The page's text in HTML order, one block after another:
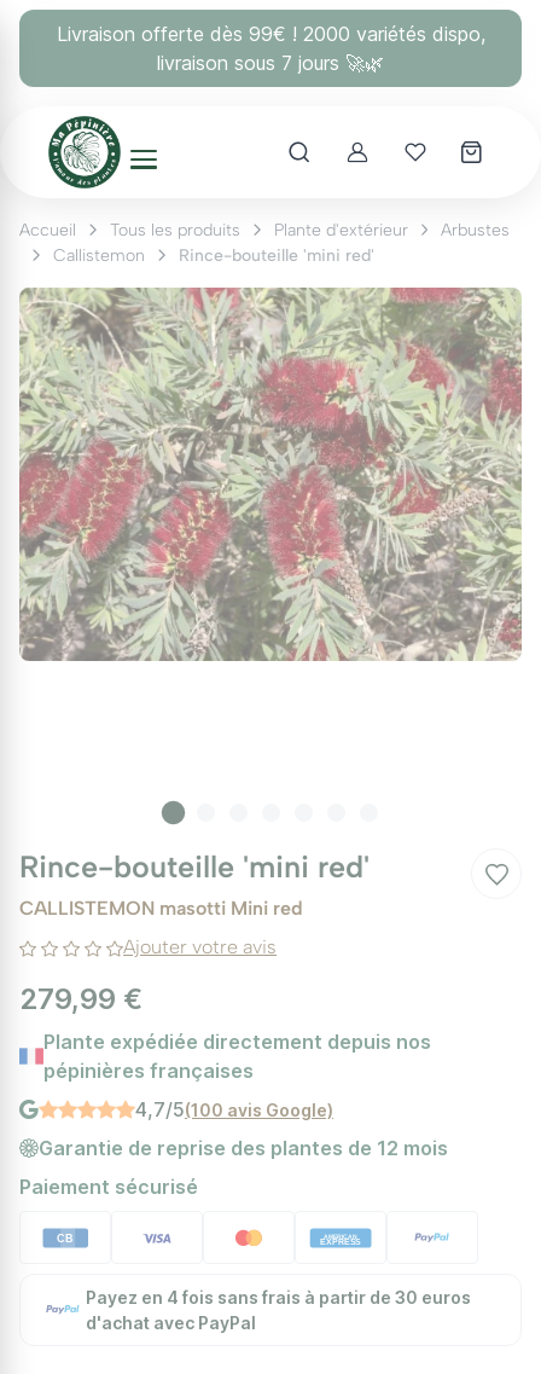
Livraison offerte dès 99€ ! 2000 variétés dispo,
livraison sous 7 jours 🚀🌿
AccountMes coups
Accueil Tous les produits Plante d'extérieur
Arbustes
Callistemon
Rince-bouteille 'mini red'
Rince-bouteille 'mini red'
CALLISTEMON masotti Mini red
Ajouter votre avis
279,99 €
Plante expédiée directement depuis nos
pépinières françaises
4,7/5(100 avis Google)
Garantie de reprise des plantes de 12 mois
Paiement sécurisé
Payez en 4 fois sans frais à partir de 30 euros
d'achat avec PayPal
Panneau de gestion des cookies